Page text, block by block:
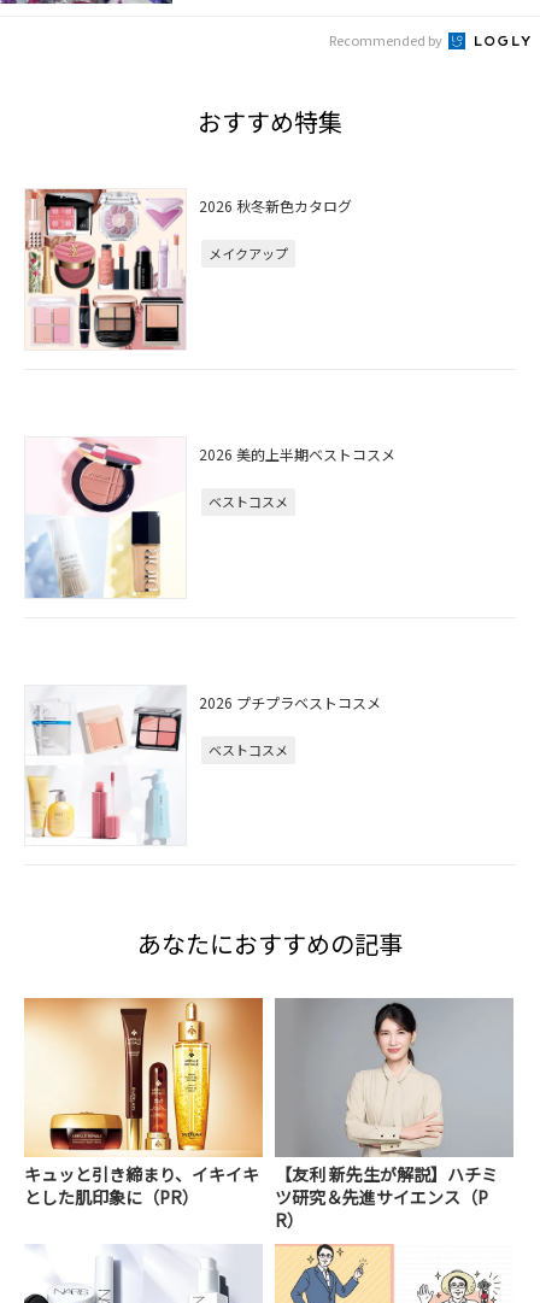
Recommended by
おすすめ特集
2026 秋冬新色カタログ
メイクアップ
2026 美的上半期ベストコスメ
ベストコスメ
2026 プチプラベストコスメ
ベストコスメ
あなたにおすすめの記事
キュッと引き締まり、イキイキ
とした肌印象に（PR）
【友利 新先生が解説】ハチミ
ツ研究＆先進サイエンス（P
R）